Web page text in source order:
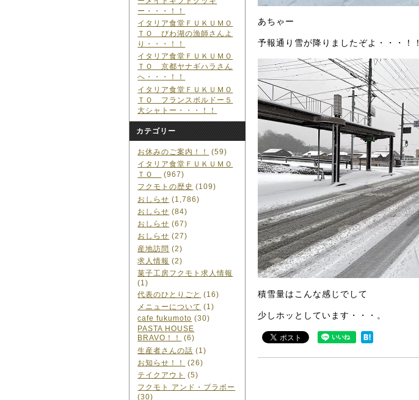
あちゃー
予報通り雪が降りましたぞよ・・・！！
積雪量はこんな感じでして
少しホッとしています・・・。
ー・・・！！
イタリア食堂ＦＵＫＵＭＯ
ＴＯ びわ湖の漁師さんよ
り・・・！！
イタリア食堂ＦＵＫＵＭＯ
ＴＯ 京都ヤナギハラさん
へ・・・！！
イタリア食堂ＦＵＫＵＭＯ
ＴＯ フランスボルドー５
大シャトー・・・！！
カテゴリー
お休みのご案内！！
(59)
イタリア食堂ＦＵＫＵＭＯ
ＴＯ
(967)
フクモトの歴史 (109)
おしらせ (1,786)
おしらせ (84)
おしらせ (67)
おしらせ (27)
産地訪問 (2)
求人情報 (2)
菓子工房フクモト求人情報
(1)
代表のひとりごと (16)
メニューについて (1)
cafe fukumoto (30)
PASTA HOUSE
BRAVO！！
(6)
生産者さんの話 (1)
お知らせ！！
(26)
テイクアウト (5)
フクモト アンド・ブラボー
(30)